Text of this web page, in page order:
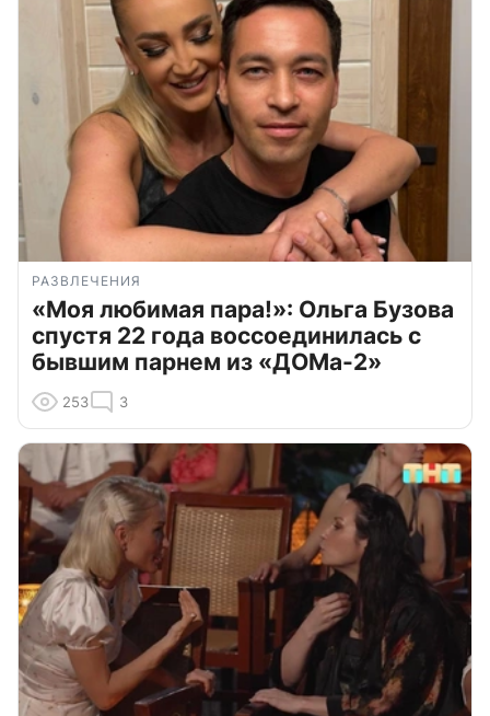
РАЗВЛЕЧЕНИЯ
«Моя любимая пара!»: Ольга Бузова
спустя 22 года воссоединилась с
бывшим парнем из «ДОМа-2»
253 3